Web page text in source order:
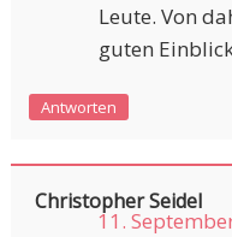
Leute. Von
guten
Antworten
Christopher Seidel
11.